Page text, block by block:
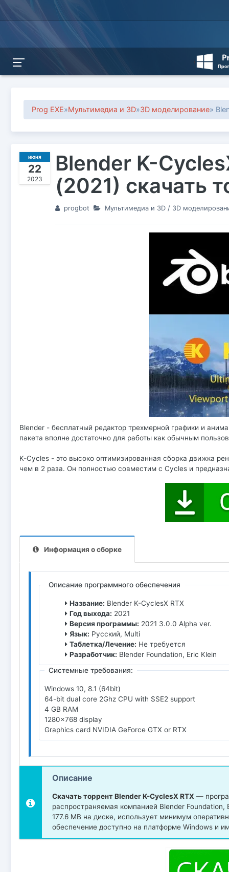
Prog EXE»Мультимедиа и 3D»3D моделирование»
июня
22
2023
Blender K-
(2021) скачать
progbot Мультимедиа и 3D/ 3D
Blender - бесплатный редактор трехмерной графики и
пакета вполне достаточно для работы как обычным
K-Cycles - это высоко оптимизированная сборка движка
чем в 2 раза. Он полностью совместим с Cycles и
Информация о сборке
Описание программного обеспечения
Название: Blender K-CyclesX RTX
Год выхода: 2021
Версия программы: 2021 3.0.0 Alpha ver.
Язык: Русский, Multi
Таблетка/Лечение: Не требуется
Разработчик: Blender Foundation, Eric Klein
Системные требования:
Windows 10, 8.1 (64bit)
64-bit dual core 2Ghz CPU with SSE2 support
4 GB RAM
1280x768 display
Graphics card NVIDIA GeForce GTX or RTX
Описание
Скачать торрент Blender K-CyclesX RTX —
распространяемая компанией Blender
177.6 MB на диске, использует минимум
обеспечение доступно на платформе Windows и